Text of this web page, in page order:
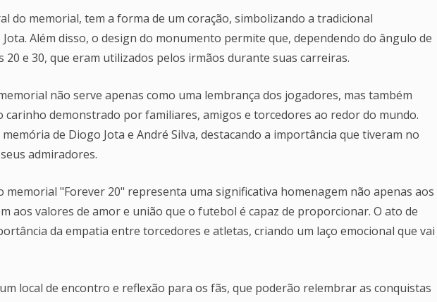
do memorial, tem a forma de um coração, simbolizando a tradicional
Além disso, o design do monumento permite que, dependendo do ângulo de
20 e 30, que eram utilizados pelos irmãos durante suas carreiras.
não serve apenas como uma lembrança dos jogadores, mas também
carinho demonstrado por familiares, amigos e torcedores ao redor do mundo.
de Diogo Jota e André Silva, destacando a importância que tiveram no
admiradores.
memorial "Forever 20" representa uma significativa homenagem não apenas aos
aos valores de amor e união que o futebol é capaz de proporcionar. O ato de
da empatia entre torcedores e atletas, criando um laço emocional que vai
local de encontro e reflexão para os fãs, que poderão relembrar as conquistas